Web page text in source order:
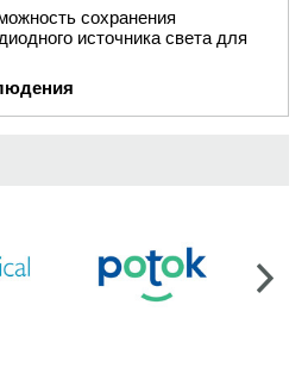
сохранения
источника света для